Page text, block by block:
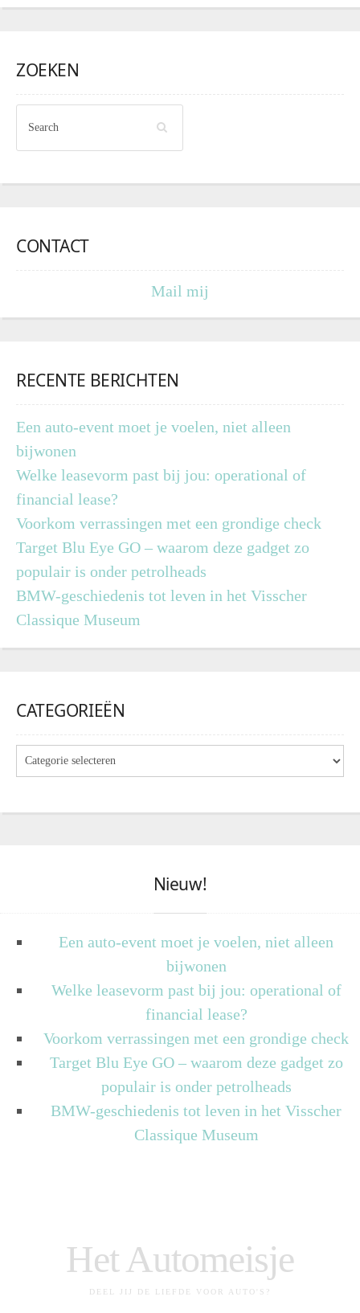
ZOEKEN
CONTACT
Mail mij
RECENTE BERICHTEN
Een auto-event moet je voelen, niet alleen
bijwonen
Welke leasevorm past bij jou: operational of
financial lease?
Voorkom verrassingen met een grondige check
Target Blu Eye GO – waarom deze gadget zo
populair is onder petrolheads
BMW-geschiedenis tot leven in het Visscher
Classique Museum
CATEGORIEËN
Nieuw!
Een auto-event moet je voelen, niet alleen
bijwonen
Welke leasevorm past bij jou: operational of
financial lease?
Voorkom verrassingen met een grondige check
Target Blu Eye GO – waarom deze gadget zo
populair is onder petrolheads
BMW-geschiedenis tot leven in het Visscher
Classique Museum
Het Automeisje
DEEL JIJ DE LIEFDE VOOR AUTO'S?